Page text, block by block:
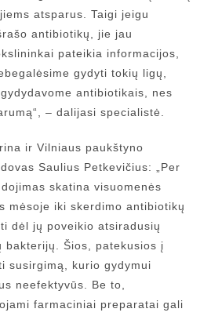
atsparus. Taigi jeigu
antibiotikų, jie jau
pateikia informacijos,
gydyti tokių ligų,
antibiotikais, nes
– dalijasi specialistė.
ir Vilniaus paukštyno
Saulius Petkevičius: „Per
skatina visuomenės
mėsoje iki skerdimo antibiotikų
dėl jų poveikio atsiradusių
bakterijų. Šios, patekusios į
susirgimą, kurio gydymui
neefektyvūs. Be to,
farmaciniai preparatai gali